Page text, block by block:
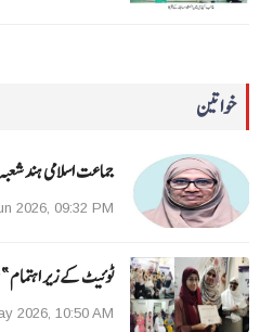
خواتین
جماعت اسلامی ہند
2026, 09:32 PM
ٹوئیٹ کے زیر
2026, 10:50 AM